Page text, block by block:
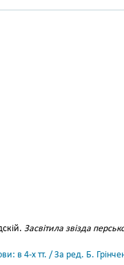
Засвітила звізда
в 4-х тт. / За ред. Б.